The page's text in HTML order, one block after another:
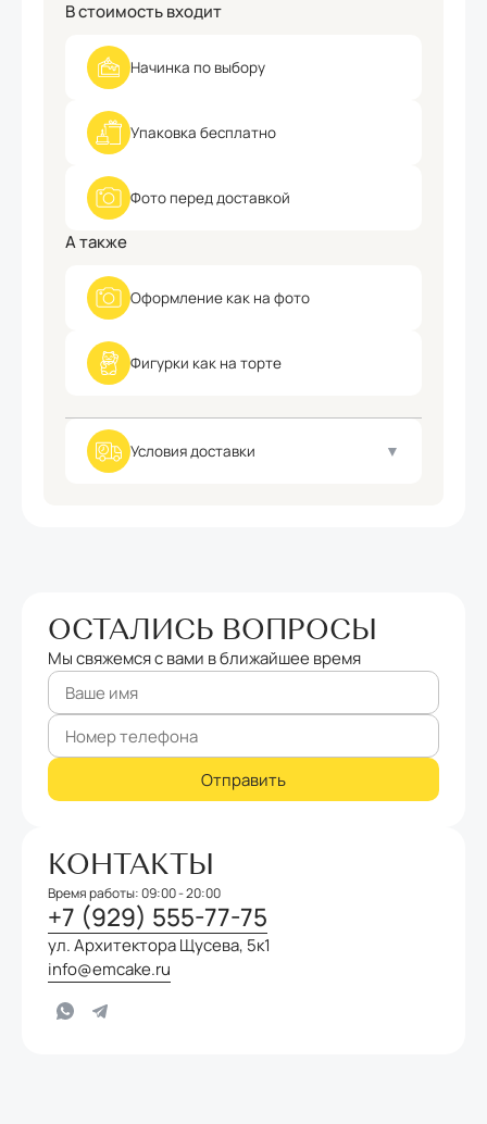
В стоимость входит
Начинка по выбору
Упаковка бесплатно
Фото перед доставкой
А также
Оформление как на фото
Фигурки как на торте
Условия доставки
ОСТАЛИСЬ ВОПРОСЫ
Мы свяжемся с вами в ближайшее время
КОНТАКТЫ
Время работы: 09:00 - 20:00
+7 (929) 555-77-75
ул. Архитектора Щусева, 5к1
info@emcake.ru